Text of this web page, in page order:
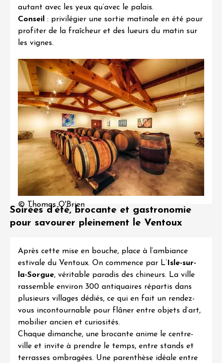
autant avec les yeux qu’avec le palais.
Conseil : privilégier une sortie matinale en été pour
profiter de la fraîcheur et des lueurs du matin sur
les vignes.
© Thomas O'Brien
Soirées d’été, brocante et gastronomie
pour savourer pleinement le Ventoux
Après cette mise en bouche, place à l’ambiance
estivale du Ventoux. On commence par L’ Isle-sur-
la-Sorgue, véritable paradis des chineurs. La ville
rassemble environ 300 antiquaires répartis dans
plusieurs villages dédiés, ce qui en fait un rendez-
vous incontournable pour flâner entre objets d’art,
mobilier ancien et curiosités.
Chaque dimanche, une brocante anime le centre-
ville et invite à prendre le temps, entre stands et
terrasses ombragées. Une parenthèse idéale entre